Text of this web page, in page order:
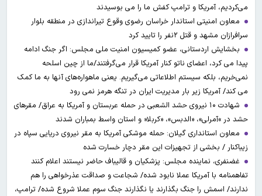
می‌کردیم، آمریکا و ترامپ کفش ما را می بوسیدند
معاون امنیتی استاندار خراسان رضوی وقوع تیراندازی در منطقه بلوار
سرافرازان مشهد و قتل ۲نفر را تایید کرد
بخشایش اردستانی، عضو کمیسیون امنیت ملی مجلس: اگر جنگ ادامه
پیدا می کرد، اعضای ناتو کنار آمریکا قرار می‌گرفتند/ما از چین اسلحه
نمی‌خریم، بلکه سیستم اطلاعاتی می‌گیریم. یعنی ماهواره‌های آنها به ما کمک
می کند/ آمریکا زیر بار مدیریت ایران در تنگه هرمز نمی رود
شهادت ۱۰ نیروی حشد الشعبی در حمله عربستان و آمریکا به عراق/ مقرهای
حشد در »آمرلی»، «الدبس»، «کربلا« و استان واسط بمباران شدند
معاون استانداری گیلان: حمله موشکی آمریکا به مقر نیروی دریایی سپاه در
زیباکنار / بخشی از تجهیزات این مقر دچار خسارت شده
غضنفری، نماینده مجلس: پزشکیان و قالیباف حاضر نیستند اعلام کنند
تفاهمنامه با آمریکا عملا نابود شده/ شجاعت و صداقت عذرخواهی را هم
ندارند/ اسمش را جنگ بگذارند یا نگذارند جنگ سوم عملا شروع شده/ ترامپ،